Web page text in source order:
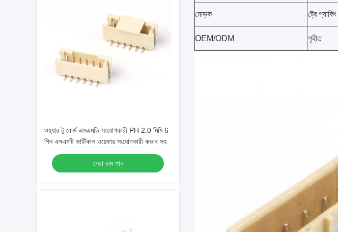
ওয়্যার টু বোর্ড এসএমডি সংযোগকারী PH 2.0 মিমি 6
পিন এসএমটি ভার্টিকাল ওয়েফার সংযোগকারী কভার সহ
সেরা দাম পান
মোড়ক ট্রে প্যাকিং
OEM/ODM গৃহীত